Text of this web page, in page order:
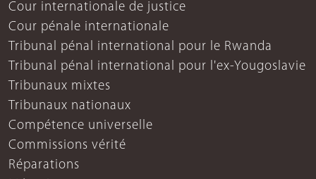
Cour internationale de justice
Cour pénale internationale
Tribunal pénal international pour le Rwanda
Tribunal pénal international pour l'ex-Yougoslavie
Tribunaux mixtes
Tribunaux nationaux
Compétence universelle
Commissions vérité
Réparations